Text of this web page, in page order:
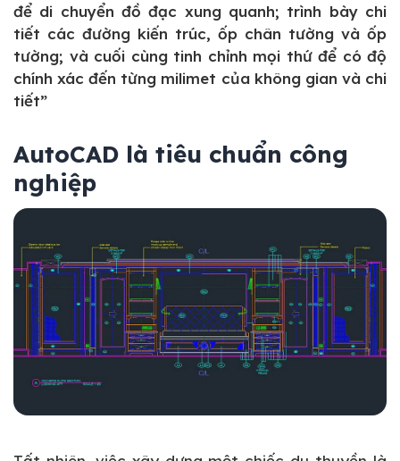
để di chuyển đồ đạc xung quanh; trình bày chi
tiết các đường kiến trúc, ốp chân tường và ốp
tường; và cuối cùng tinh chỉnh mọi thứ để có độ
chính xác đến từng milimet của không gian và chi
tiết”
AutoCAD là tiêu chuẩn công
nghiệp